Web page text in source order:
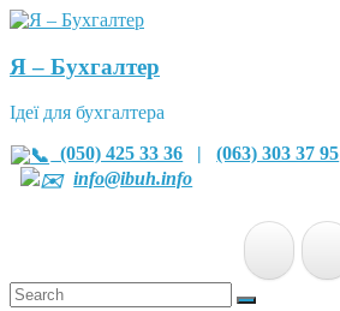
Я – Бухгалтер
Ідеї для бухгалтера
(050) 425 33 36 |(063) 303 37 95
info@ibuh.info